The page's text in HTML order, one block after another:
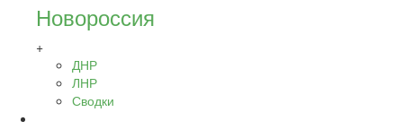
Новороссия
+
ДНР
ЛНР
Сводки